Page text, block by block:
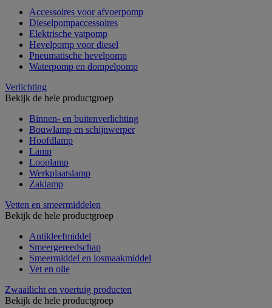
Accessoires voor afvoerpomp
Dieselpompaccessoires
Elektrische vatpomp
Hevelpomp voor diesel
Pneumatische hevelpomp
Waterpomp en dompelpomp
Verlichting
Bekijk de hele productgroep
Binnen- en buitenverlichting
Bouwlamp en schijnwerper
Hoofdlamp
Lamp
Looplamp
Werkplaatslamp
Zaklamp
Vetten en smeermiddelen
Bekijk de hele productgroep
Antikleefmiddel
Smeergereedschap
Smeermiddel en losmaakmiddel
Vet en olie
Zwaailicht en voertuig producten
Bekijk de hele productgroep